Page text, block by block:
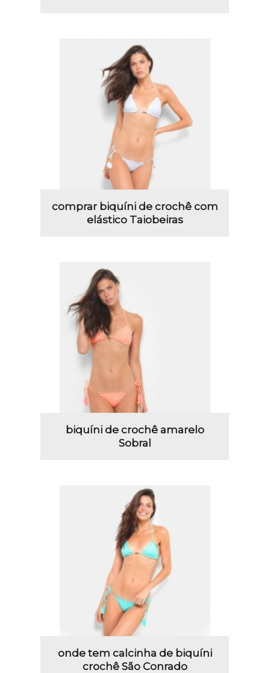
comprar biquíni de crochê com
elástico Taiobeiras
biquíni de crochê amarelo
Sobral
onde tem calcinha de biquíni
crochê São Conrado